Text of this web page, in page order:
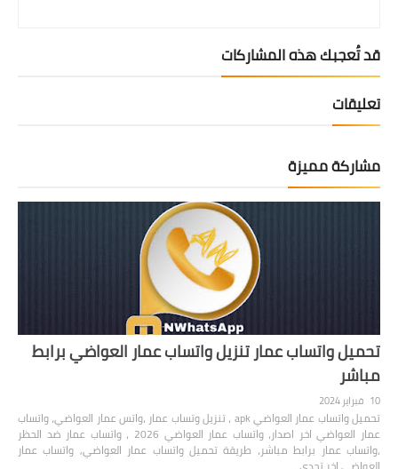
قد تُعجبك هذه المشاركات
تعليقات
مشاركة مميزة
تحميل واتساب عمار تنزيل واتساب عمار العواضي برابط
مباشر
10 فبراير 2024
تحميل واتساب عمار العواضي apk ، تنزيل وتساب عمار ،واتس عمار العواضي، واتساب
عمار العواضي اخر اصدار، واتساب عمار العواضي 2026 ، واتساب عمار ضد الحظر
،واتساب عمار برابط مباشر، طريقة تحميل واتساب عمار العواضي, واتساب عمار